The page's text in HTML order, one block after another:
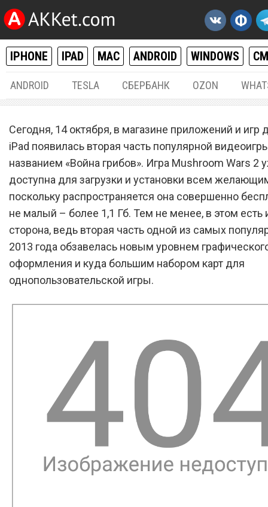
IPHONE IPAD MAC ANDROID WINDOWS
ANDROID TESLA СБЕРБАНК OZON
Игра «Война грибов 2»
доступна для загрузки на
iPhone и iPad из App Store
Сегодня, 14 октября, в магазине приложений и игр
iPad появилась вторая часть популярной
названием «Война грибов». Игра Mushroom Wars 2
доступна для загрузки и установки всем
поскольку распространяется она совершенно
не малый – более 1,1 Гб. Тем не менее, в этом есть
сторона, ведь вторая часть одной из самых
2013 года обзавелась новым уровнем
оформления и куда большим набором карт для
однопользовательской игры.